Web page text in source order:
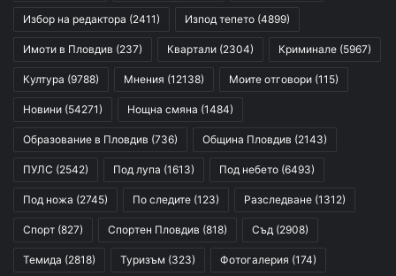
Избор на редактора (2411) Изпод тепето (4899)
Имоти в Пловдив (237) Квартали (2304) Криминале (5967)
Култура (9788) Мнения (12138) Моите отговори (115)
Новини (54271) Нощна смяна (1484)
Образование в Пловдив (736) Община Пловдив (2143)
ПУЛС (2542) Под лупа (1613) Под небето (6493)
Под ножа (2745) По следите (123) Разследване (1312)
Спорт (827) Спортен Пловдив (818) Съд (2908)
Темида (2818) Туризъм (323) Фотогалерия (174)